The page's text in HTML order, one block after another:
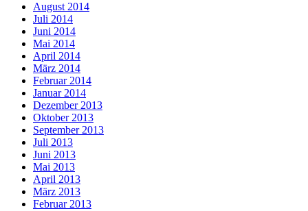
August 2014
Juli 2014
Juni 2014
Mai 2014
April 2014
März 2014
Februar 2014
Januar 2014
Dezember 2013
Oktober 2013
September 2013
Juli 2013
Juni 2013
Mai 2013
April 2013
März 2013
Februar 2013